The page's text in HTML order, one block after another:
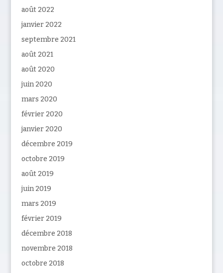
août 2022
janvier 2022
septembre 2021
août 2021
août 2020
juin 2020
mars 2020
février 2020
janvier 2020
décembre 2019
octobre 2019
août 2019
juin 2019
mars 2019
février 2019
décembre 2018
novembre 2018
octobre 2018